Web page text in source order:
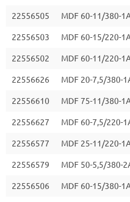
22556505 MDF 60-11/380-
22556503 MDF 60-15/220-
22556502 MDF 60-11/220-
22556626 MDF 20-7,5/380-
22556610 MDF 75-11/380-
22556627 MDF 60-7,5/220-
22556577 MDF 25-11/220-
22556579 MDF 50-5,5/380-
22556506 MDF 60-15/380-